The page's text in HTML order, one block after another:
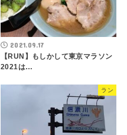
2021.09.17
【RUN】もしかして東京マラソン
2021は…
ラン